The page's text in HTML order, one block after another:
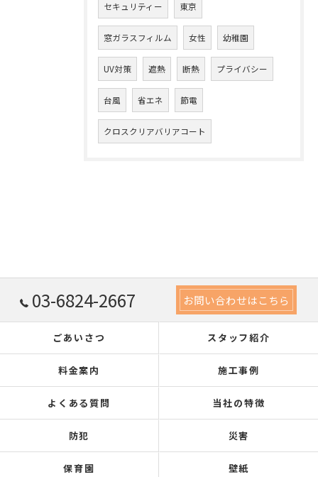
セキュリティー 東京
窓ガラスフィルム 女性 幼稚園
UV対策 遮熱 断熱 プライバシー
台風 省エネ 節電
クロスクリアバリアコート
03-6824-2667 お問い合わせはこちら
ごあいさつ スタッフ紹介
料金案内 施工事例
よくある質問 当社の特徴
防犯 災害
保育園 壁紙